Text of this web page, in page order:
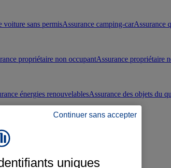
voiture sans permisAssurance camping-carAssurance
propriétaire non occupantAssurance propriétaire
énergies renouvelablesAssurance des objets du
Continuer sans accepter
uniques